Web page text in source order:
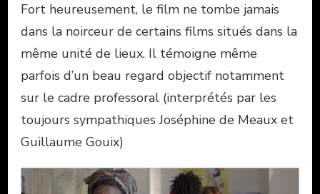
Fort heureusement, le film ne tombe jamais
dans la noirceur de certains films situés dans la
même unité de lieux. Il témoigne même
parfois d’un beau regard objectif notamment
sur le cadre professoral (interprétés par les
toujours sympathiques Joséphine de Meaux et
Guillaume Gouix)